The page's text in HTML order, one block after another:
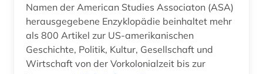
russland (13)
sachsen (1)
schweiz (1)
Namen der American Studies Associaton (ASA)
herausgegebene Enzyklopädie beinhaltet mehr
als 800 Artikel zur US-amerikanischen
Geschichte, Politik, Kultur, Gesellschaft und
Wirtschaft von der Vorkolonialzeit bis zur